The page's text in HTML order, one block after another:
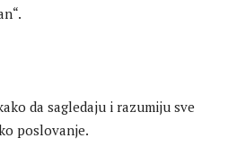
da sagledaju i razumiju sve
poslovanje.